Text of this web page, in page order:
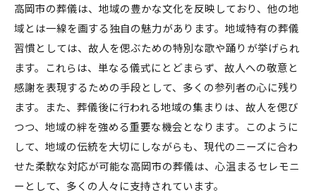
地域文化が生む温かいセレモニー
異文化交流がもたらす新しい葬儀形態
伝統と現代の調和が見られる葬儀
心温まる地域コミュニティの力
高岡市ならではの葬儀の魅力
高岡市の葬儀式地域の信頼関係が生む心に残る時間
地域の結びつきが生む葬儀の意義
信頼関係が築く心温まる葬儀
高岡市の葬儀は、地域の豊かな文化を反映しており、他の地
域とは一線を画する独自の魅力があります。地域特有の葬儀
習慣としては、故人を偲ぶための特別な歌や踊りが挙げられ
ます。これらは、単なる儀式にとどまらず、故人への敬意と
感謝を表現するための手段として、多くの参列者の心に残り
ます。また、葬儀後に行われる地域の集まりは、故人を偲び
つつ、地域の絆を強める重要な機会となります。このように
して、地域の伝統を大切にしながらも、現代のニーズに合わ
せた柔軟な対応が可能な高岡市の葬儀は、心温まるセレモニ
ーとして、多くの人々に支持されています。